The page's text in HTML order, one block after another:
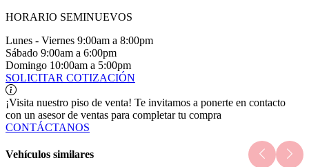
HORARIO SEMINUEVOS
Lunes - Viernes 9:00am a 8:00pm
Sábado 9:00am a 6:00pm
Domingo 10:00am a 5:00pm
SOLICITAR COTIZACIÓN
¡Visita nuestro piso de venta! Te invitamos a ponerte en contacto
con un asesor de ventas para completar tu compra
CONTÁCTANOS
Vehículos similares